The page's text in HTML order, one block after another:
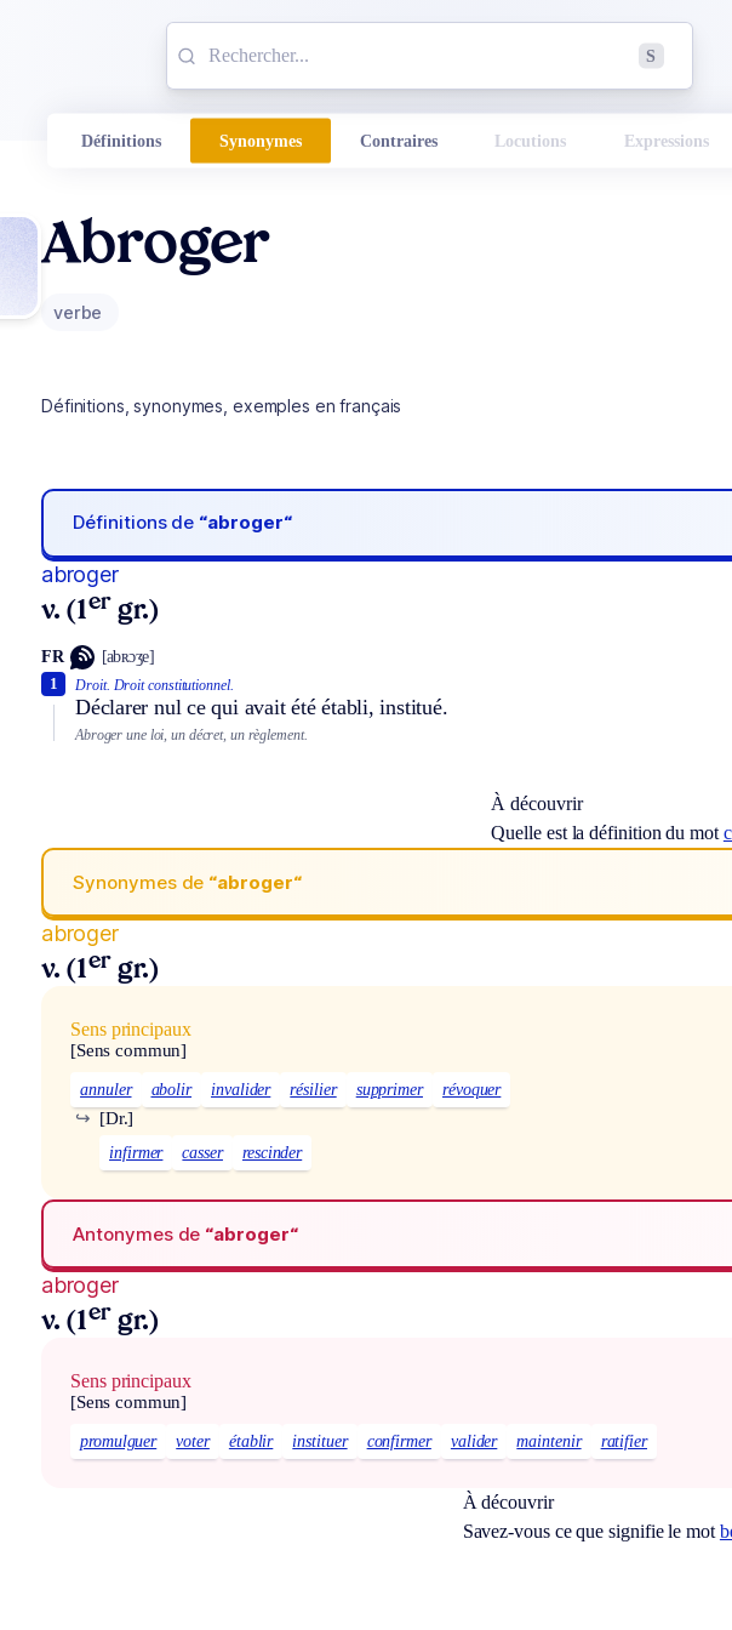
S
Définitions Synonymes Contraires Locutions Expressions
Abroger
verbe
Définitions, synonymes, exemples en français
Définitions de “abroger“
abroger
v. (1er gr.)
FR [abʀɔʒe]
Droit. Droit constitutionnel.
Déclarer nul ce qui avait été établi, institué.
1
Abroger une loi, un décret, un règlement.
À découvrir
Quelle est la définition du mot
Synonymes de “abroger“
abroger
v. (1er gr.)
Sens principaux
[Sens commun]
annuler abolir invalider résilier supprimer révoquer
[Dr.]
↪
infirmer casser rescinder
Antonymes de “abroger“
abroger
v. (1er gr.)
Sens principaux
[Sens commun]
promulguer voter établir instituer confirmer valider maintenir ratifier
À découvrir
Savez-vous ce que signifie le mot